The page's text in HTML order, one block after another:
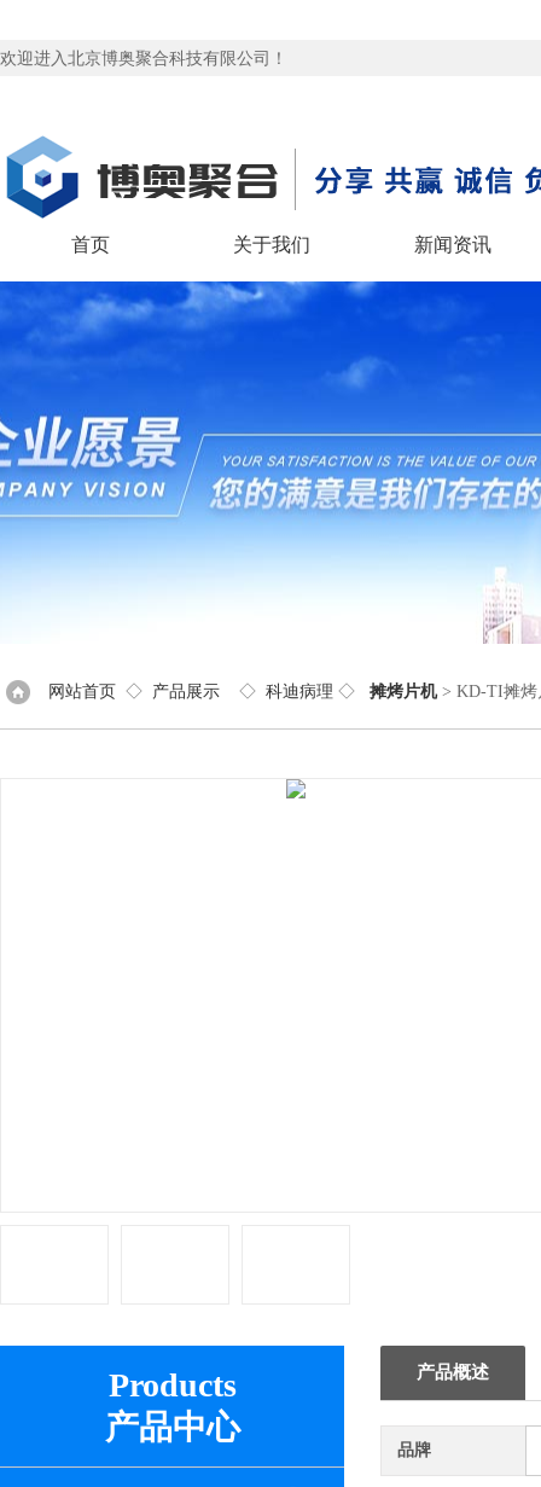
欢迎进入北京博奥聚合科技有限公司！
首页 关于我们 新闻资讯
网站首页 ◇ 产品展示 ◇ 科迪病理 ◇ 摊烤片机> KD-TI摊烤
Products
产品中心
产品概述
品牌